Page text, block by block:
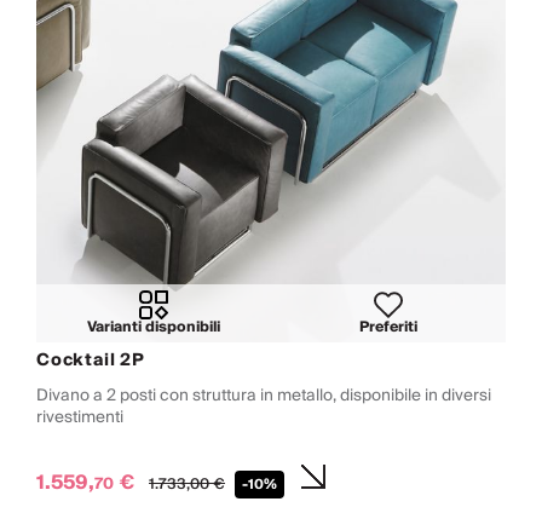
Varianti disponibili Preferiti
Cocktail 2P
Divano a 2 posti con struttura in metallo, disponibile in diversi
rivestimenti
1.559,70 € 1.733,00€ -10%